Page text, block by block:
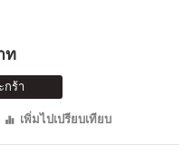
ท
กร้า
เพิ่มไปเปรียบเทียบ